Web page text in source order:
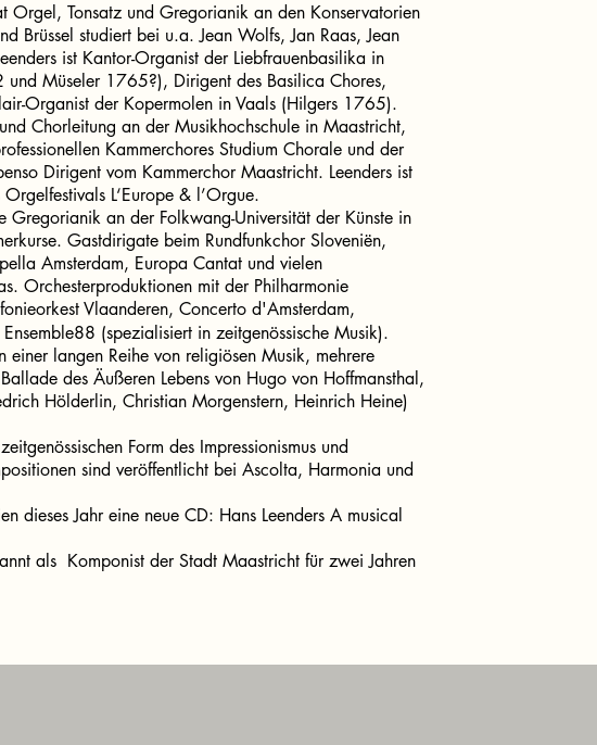
Orgel, Tonsatz und Gregorianik an den Konservatorien
Brüssel studiert bei u.a. Jean Wolfs, Jan Raas, Jean
ist Kantor-Organist der Liebfrauenbasilika in
Müseler 1765?), Dirigent des Basilica Chores,
Organist der Kopermolen in Vaals (Hilgers 1765).
Chorleitung an der Musikhochschule in Maastricht,
Kammerchores Studium Chorale und der
Dirigent vom Kammerchor Maastricht. Leenders ist
L‘Europe & l’Orgue.
Gregorianik an der Folkwang-Universität der Künste in
Gastdirigate beim Rundfunkchor Sloveniën,
Amsterdam, Europa Cantat und vielen
Orchesterproduktionen mit der Philharmonie
Vlaanderen, Concerto d'Amsterdam,
(spezialisiert in zeitgenössische Musik).
einer langen Reihe von religiösen Musik, mehrere
des Äußeren Lebens von Hugo von Hoffmansthal,
Hölderlin, Christian Morgenstern, Heinrich Heine)
Form des Impressionismus und
sind veröffentlicht bei Ascolta, Harmonia und
dieses Jahr eine neue CD: Hans Leenders A musical
als Komponist der Stadt Maastricht für zwei Jahren